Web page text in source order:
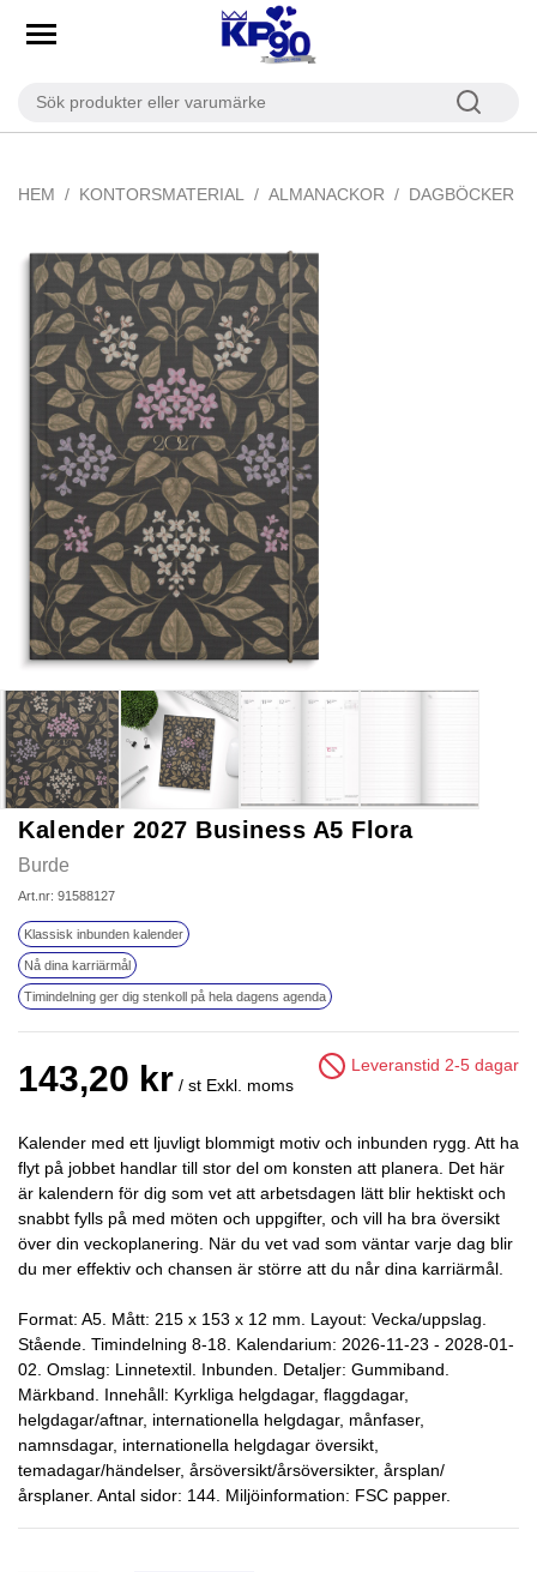
HEM KONTORSMATERIAL ALMANACKOR DAGBÖCKER
Kalender 2027 Business A5 Flora
Burde
Art.nr: 91588127
Klassisk inbunden kalender
Nå dina karriärmål
Timindelning ger dig stenkoll på hela dagens agenda
143,20 kr / st Exkl. moms
Leveranstid 2-5 dagar
Kalender med ett ljuvligt blommigt motiv och inbunden rygg. Att ha
flyt på jobbet handlar till stor del om konsten att planera. Det här
är kalendern för dig som vet att arbetsdagen lätt blir hektiskt och
snabbt fylls på med möten och uppgifter, och vill ha bra översikt
över din veckoplanering. När du vet vad som väntar varje dag blir
du mer effektiv och chansen är större att du når dina karriärmål.
Format: A5. Mått: 215 x 153 x 12 mm. Layout: Vecka/uppslag.
Stående. Timindelning 8-18. Kalendarium: 2026-11-23 - 2028-01-
02. Omslag: Linnetextil. Inbunden. Detaljer: Gummiband.
Märkband. Innehåll: Kyrkliga helgdagar, flaggdagar,
helgdagar/aftnar, internationella helgdagar, månfaser,
namnsdagar, internationella helgdagar översikt,
temadagar/händelser, årsöversikt/årsöversikter, årsplan/
årsplaner. Antal sidor: 144. Miljöinformation: FSC papper.